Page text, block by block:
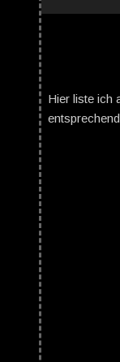
Hier liste ich